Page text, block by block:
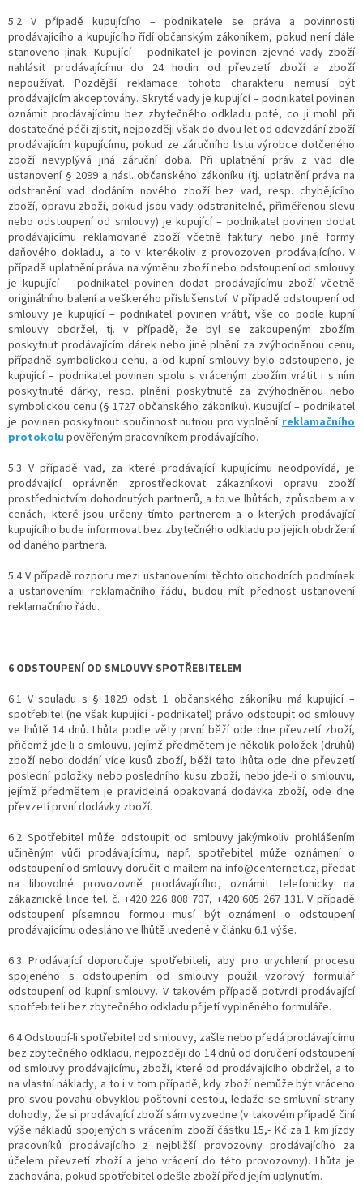
5.2 V případě kupujícího – podnikatele se práva a povinnosti
prodávajícího a kupujícího řídí občanským zákoníkem, pokud není dále
stanoveno jinak. Kupující – podnikatel je povinen zjevné vady zboží
nahlásit prodávajícímu do 24 hodin od převzetí zboží a zboží
nepoužívat. Pozdější reklamace tohoto charakteru nemusí být
prodávajícím akceptovány. Skryté vady je kupující – podnikatel povinen
oznámit prodávajícímu bez zbytečného odkladu poté, co ji mohl při
dostatečné péči zjistit, nejpozději však do dvou let od odevzdání zboží
prodávajícím kupujícímu, pokud ze záručního listu výrobce dotčeného
zboží nevyplývá jiná záruční doba. Při uplatnění práv z vad dle
ustanovení § 2099 a násl. občanského zákoníku (tj. uplatnění práva na
odstranění vad dodáním nového zboží bez vad, resp. chybějícího
zboží, opravu zboží, pokud jsou vady odstranitelné, přiměřenou slevu
nebo odstoupení od smlouvy) je kupující – podnikatel povinen dodat
prodávajícímu reklamované zboží včetně faktury nebo jiné formy
daňového dokladu, a to v kterékoliv z provozoven prodávajícího. V
případě uplatnění práva na výměnu zboží nebo odstoupení od smlouvy
je kupující – podnikatel povinen dodat prodávajícímu zboží včetně
originálního balení a veškerého příslušenství. V případě odstoupení od
smlouvy je kupující – podnikatel povinen vrátit, vše co podle kupní
smlouvy obdržel, tj. v případě, že byl se zakoupeným zbožím
poskytnut prodávajícím dárek nebo jiné plnění za zvýhodněnou cenu,
případně symbolickou cenu, a od kupní smlouvy bylo odstoupeno, je
kupující – podnikatel povinen spolu s vráceným zbožím vrátit i s ním
poskytnuté dárky, resp. plnění poskytnuté za zvýhodněnou nebo
symbolickou cenu (§ 1727 občanského zákoníku). Kupující – podnikatel
je povinen poskytnout součinnost nutnou pro vyplnění reklamačního
protokolu pověřeným pracovníkem prodávajícího.
5.3 V případě vad, za které prodávající kupujícímu neodpovídá, je
prodávající oprávněn zprostředkovat zákazníkovi opravu zboží
prostřednictvím dohodnutých partnerů, a to ve lhůtách, způsobem a v
cenách, které jsou určeny tímto partnerem a o kterých prodávající
kupujícího bude informovat bez zbytečného odkladu po jejich obdržení
od daného partnera.
5.4 V případě rozporu mezi ustanoveními těchto obchodních podmínek
a ustanoveními reklamačního řádu, budou mít přednost ustanovení
reklamačního řádu.
6 ODSTOUPENÍ OD SMLOUVY SPOTŘEBITELEM
6.1 V souladu s § 1829 odst. 1 občanského zákoníku má kupující –
spotřebitel (ne však kupující - podnikatel) právo odstoupit od smlouvy
ve lhůtě 14 dnů. Lhůta podle věty první běží ode dne převzetí zboží,
přičemž jde-li o smlouvu, jejímž předmětem je několik položek (druhů)
zboží nebo dodání více kusů zboží, běží tato lhůta ode dne převzetí
poslední položky nebo posledního kusu zboží, nebo jde-li o smlouvu,
jejímž předmětem je pravidelná opakovaná dodávka zboží, ode dne
převzetí první dodávky zboží.
6.2 Spotřebitel může odstoupit od smlouvy jakýmkoliv prohlášením
učiněným vůči prodávajícímu, např. spotřebitel může oznámení o
odstoupení od smlouvy doručit e-mailem na info@centernet.cz, předat
na libovolné provozovně prodávajícího, oznámit telefonicky na
zákaznické lince tel. č. +420 226 808 707, +420 605 267 131. V případě
odstoupení písemnou formou musí být oznámení o odstoupení
prodávajícímu odesláno ve lhůtě uvedené v článku 6.1 výše.
6.3 Prodávající doporučuje spotřebiteli, aby pro urychlení procesu
spojeného s odstoupením od smlouvy použil vzorový formulář
odstoupení od kupní smlouvy. V takovém případě potvrdí prodávající
spotřebiteli bez zbytečného odkladu přijetí vyplněného formuláře.
6.4 Odstoupí-li spotřebitel od smlouvy, zašle nebo předá prodávajícímu
bez zbytečného odkladu, nejpozději do 14 dnů od doručení odstoupení
od smlouvy prodávajícímu, zboží, které od prodávajícího obdržel, a to
na vlastní náklady, a to i v tom případě, kdy zboží nemůže být vráceno
pro svou povahu obvyklou poštovní cestou, ledaže se smluvní strany
dohodly, že si prodávající zboží sám vyzvedne (v takovém případě činí
výše nákladů spojených s vrácením zboží částku 15,- Kč za 1 km jízdy
pracovníků prodávajícího z nejbližší provozovny prodávajícího za
účelem převzetí zboží a jeho vrácení do této provozovny). Lhůta je
zachována, pokud spotřebitel odešle zboží před jejím uplynutím.